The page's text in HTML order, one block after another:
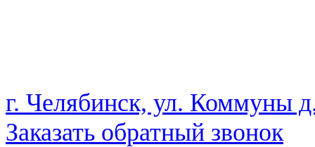
НАМ ДОВЕРЯЮТ С 2003 ГОДА
г. Челябинск, ул. Коммуны
Заказать обратный звонок